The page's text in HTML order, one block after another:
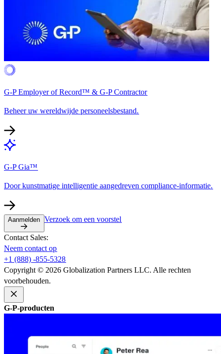
G-P Employer of Record™ & G-P Contractor​​
Beheer uw wereldwijde personeelsbestand.​​
G-P Gia™​​
Door kunstmatige intelligentie aangedreven compliance-informatie.​​
Aanmelden​​ Verzoek om een voorstel​​
Contact Sales:​​
Neem contact op​​
+1 (888) -855-5328​​
Copyright © 2026 Globalization Partners LLC. Alle rechten
voorbehouden.​​
G-P-producten​​